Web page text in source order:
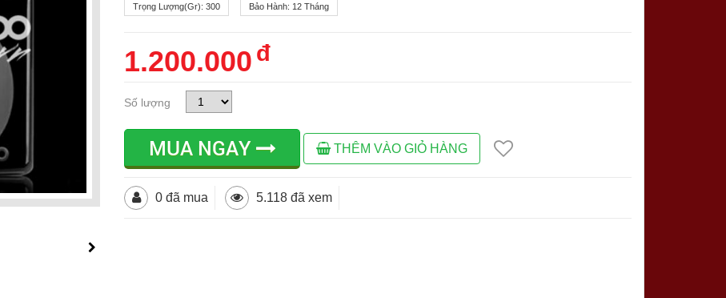
Trọng Lượng(gr):300 Bảo Hành: 12 Tháng
1.200.000 đ
Số lượng
MUA NGAY THÊM VÀO GIỎ HÀNG
0 đã mua 5.118 đã xem